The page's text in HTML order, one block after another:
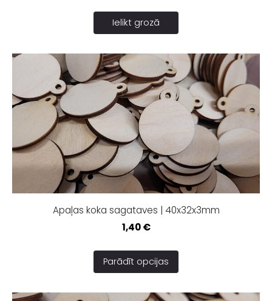
Ielikt grozā
Apaļas koka sagataves | 40x32x3mm
1,40 €
Parādīt opcijas